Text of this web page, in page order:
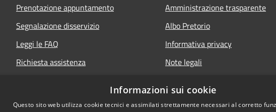
Prenotazione appuntamento
Segnalazione disservizio
Leggi le FAQ
Richiesta assistenza
Amministrazione trasparente
Albo Pretorio
Informativa privacy
Note legali
Informazioni sui cookie
Questo sito web utilizza cookie tecnici e assimilati strettamente necessari al corretto